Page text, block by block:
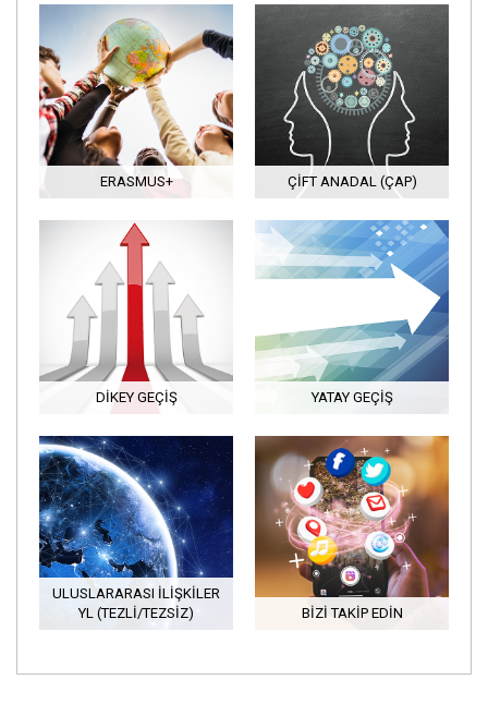
ERASMUS+ ÇIFT ANADAL (ÇAP)
DIKEY GEÇIŞ YATAY GEÇIŞ
ULUSLARARASI İLİŞKİLER
YL (TEZLİ/TEZSİZ)
BIZI TAKIP EDIN